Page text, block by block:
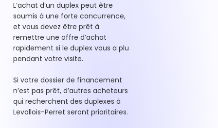
L’achat d’un duplex peut être
soumis à une forte concurrence,
et vous devez être prêt à
remettre une offre d’achat
rapidement si le duplex vous a plu
pendant votre visite.
Si votre dossier de financement
n’est pas prêt, d’autres acheteurs
qui recherchent des duplexes à
Levallois-Perret seront prioritaires.